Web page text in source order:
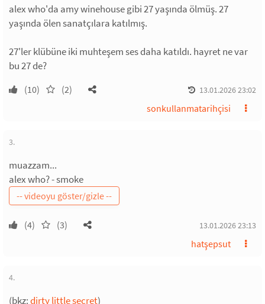
alex who'da amy winehouse gibi 27 yaşında ölmüş. 27
yaşında ölen sanatçılara katılmış.
27'ler klübüne iki muhteşem ses daha katıldı. hayret ne var
bu 27 de?
(10) (2) 13.01.2026 23:02
sonkullanmatarihçisi
3.
muazzam...
alex who? - smoke
(4) (3) 13.01.2026 23:13
hatşepsut
4.
(bkz:dirty little secret)